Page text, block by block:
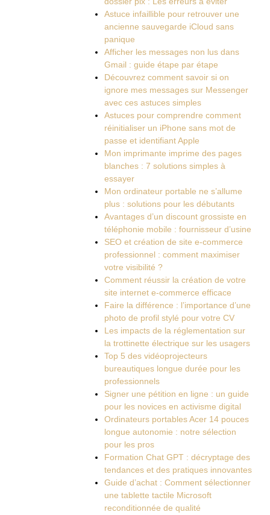
Astuce infaillible pour retrouver une
ancienne sauvegarde iCloud sans
panique
Afficher les messages non lus dans
Gmail : guide étape par étape
Découvrez comment savoir si on
ignore mes messages sur Messenger
avec ces astuces simples
Astuces pour comprendre comment
réinitialiser un iPhone sans mot de
passe et identifiant Apple
Mon imprimante imprime des pages
blanches : 7 solutions simples à
essayer
Mon ordinateur portable ne s’allume
plus : solutions pour les débutants
Avantages d’un discount grossiste en
téléphonie mobile : fournisseur d’usine
SEO et création de site e-commerce
professionnel : comment maximiser
votre visibilité ?
Comment réussir la création de votre
site internet e-commerce efficace
Faire la différence : l’importance d’une
photo de profil stylé pour votre CV
Les impacts de la réglementation sur
la trottinette électrique sur les usagers
Top 5 des vidéoprojecteurs
bureautiques longue durée pour les
professionnels
Signer une pétition en ligne : un guide
pour les novices en activisme digital
Ordinateurs portables Acer 14 pouces
longue autonomie : notre sélection
pour les pros
Formation Chat GPT : décryptage des
tendances et des pratiques innovantes
Guide d’achat : Comment sélectionner
une tablette tactile Microsoft
reconditionnée de qualité